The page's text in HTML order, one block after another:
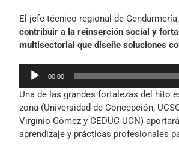
El jefe técnico regional de
contribuir a la reinserción social y
multisectorial que diseñe soluciones
Reproductor
audio
00:00
Una de las grandes fortalezas del hito
zona (Universidad de Concepción,
Virginio Gómez y CEDUC-UCN)
aprendizaje y prácticas profesionales